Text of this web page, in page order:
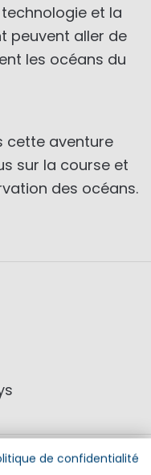
et la
peuvent aller de
les océans du
cette aventure
sur la course et
des océans.
de confidentialité